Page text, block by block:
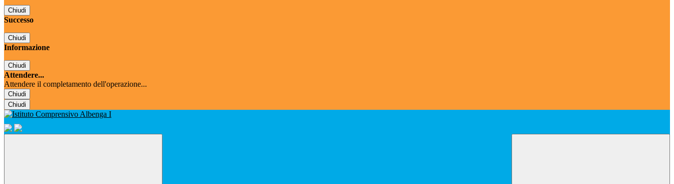
Chiudi
Successo
Chiudi
Informazione
Chiudi
Attendere...
Attendere il completamento dell'operazione...
Chiudi
Chiudi